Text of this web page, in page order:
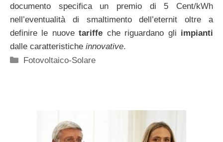
documento specifica un premio di 5 Cent/kWh
nell’eventualità di smaltimento dell’eternit oltre a
definire le nuovetariffe che riguardano gli impianti
dalle caratteristiche innovative.
Categorie
Fotovoltaico-Solare